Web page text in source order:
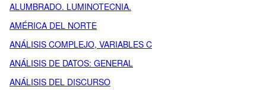
ALUMBRADO. LUMINOTECNIA.
AMÉRICA DEL NORTE
ANÁLISIS COMPLEJO, VARIABLES C
ANÁLISIS DE DATOS: GENERAL
ANÁLISIS DEL DISCURSO